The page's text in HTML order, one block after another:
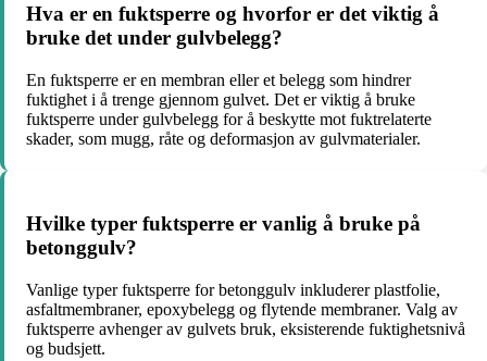
Hva er en fuktsperre og hvorfor er det viktig å
bruke det under gulvbelegg?
En fuktsperre er en membran eller et belegg som hindrer
fuktighet i å trenge gjennom gulvet. Det er viktig å bruke
fuktsperre under gulvbelegg for å beskytte mot fuktrelaterte
skader, som mugg, råte og deformasjon av gulvmaterialer.
Hvilke typer fuktsperre er vanlig å bruke på
betonggulv?
Vanlige typer fuktsperre for betonggulv inkluderer plastfolie,
asfaltmembraner, epoxybelegg og flytende membraner. Valg av
fuktsperre avhenger av gulvets bruk, eksisterende fuktighetsnivå
og budsjett.